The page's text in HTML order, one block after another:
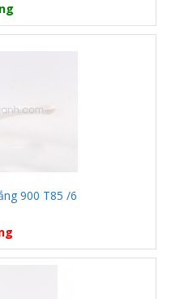
900 T85 /6